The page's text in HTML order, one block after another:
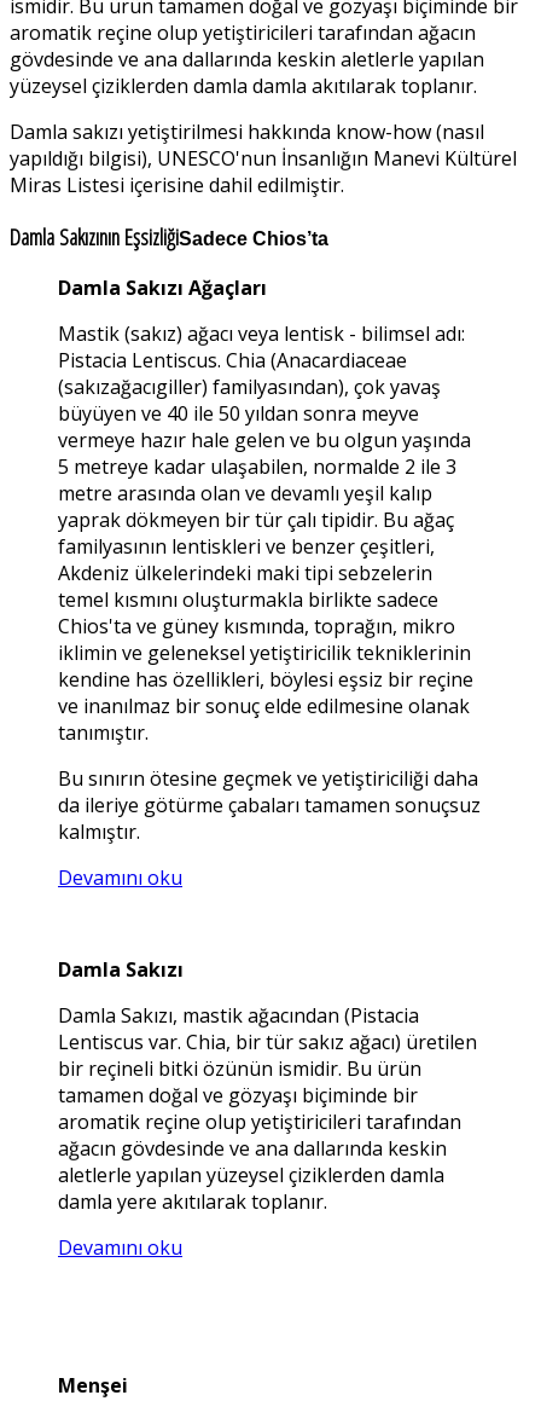
ismidir. Bu ürün tamamen doğal ve gözyaşı biçiminde bir
aromatik reçine olup yetiştiricileri tarafından ağacın
gövdesinde ve ana dallarında keskin aletlerle yapılan
yüzeysel çiziklerden damla damla akıtılarak toplanır.
Damla sakızı yetiştirilmesi hakkında know-how (nasıl
yapıldığı bilgisi), UNESCO'nun İnsanlığın Manevi Kültürel
Miras Listesi içerisine dahil edilmiştir.
Damla Sakızının EşsizliğiSadece Chios’ta
Damla Sakızı Ağaçları
Mastik (sakız) ağacı veya lentisk - bilimsel adı:
Pistacia Lentiscus. Chia (Anacardiaceae
(sakızağacıgiller) familyasından), çok yavaş
büyüyen ve 40 ile 50 yıldan sonra meyve
vermeye hazır hale gelen ve bu olgun yaşında
5 metreye kadar ulaşabilen, normalde 2 ile 3
metre arasında olan ve devamlı yeşil kalıp
yaprak dökmeyen bir tür çalı tipidir. Bu ağaç
familyasının lentiskleri ve benzer çeşitleri,
Akdeniz ülkelerindeki maki tipi sebzelerin
temel kısmını oluşturmakla birlikte sadece
Chios'ta ve güney kısmında, toprağın, mikro
iklimin ve geleneksel yetiştiricilik tekniklerinin
kendine has özellikleri, böylesi eşsiz bir reçine
ve inanılmaz bir sonuç elde edilmesine olanak
tanımıştır.
Bu sınırın ötesine geçmek ve yetiştiriciliği daha
da ileriye götürme çabaları tamamen sonuçsuz
kalmıştır.
Devamını oku
Damla Sakızı
Damla Sakızı, mastik ağacından (Pistacia
Lentiscus var. Chia, bir tür sakız ağacı) üretilen
bir reçineli bitki özünün ismidir. Bu ürün
tamamen doğal ve gözyaşı biçiminde bir
aromatik reçine olup yetiştiricileri tarafından
ağacın gövdesinde ve ana dallarında keskin
aletlerle yapılan yüzeysel çiziklerden damla
damla yere akıtılarak toplanır.
Devamını oku
Menşei